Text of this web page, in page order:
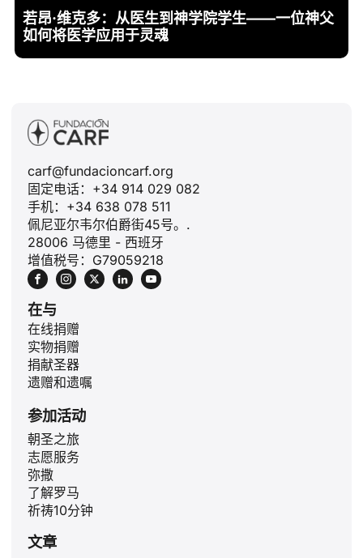
若昂·维克多：从医生到神学院学生——一位神父
如何将医学应用于灵魂
carf@fundacioncarf.org
固定电话：+34 914 029 082
手机：+34 638 078 511
佩尼亚尔韦尔伯爵街45号。.
28006 马德里 - 西班牙
增值税号：G79059218
在与
在线捐赠
实物捐赠
捐献圣器
遗赠和遗嘱
参加活动
朝圣之旅
志愿服务
弥撒
了解罗马
祈祷10分钟
文章